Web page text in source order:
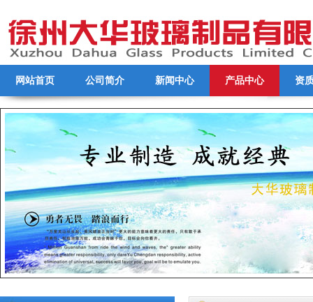
网站首页 公司简介 新闻中心 产品中心 资